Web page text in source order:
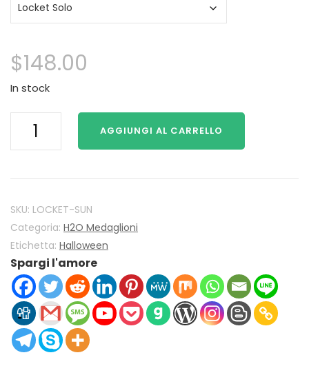
$198.00
$148.00
In stock
Water
Sirene
H2O
Locket
925
Sterling
Silver
con
Sun
di
AGGIUNGI AL CARRELLO
SKU: LOCKET-SUN
Categoria: H2O Medaglioni
Etichetta: Halloween
Spargi l'amore